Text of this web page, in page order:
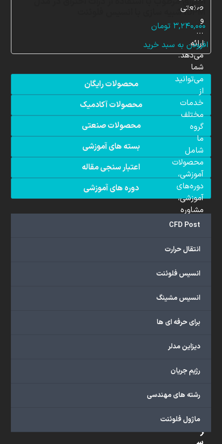
DPM، شبیه سازی با انسیس فلوئنت
۳,۲۴۰,۰۰۰ تومان
افزودن به سبد خرید
محصولات رایگان
محصولات آکادمیک
محصولات صنعتی
بسته های آموزشی
اعتبار سنجی مقاله
دوره های آموزشی
CFD Post
انتقال حرارت
انسیس فلوئنت
انسیس مشینگ
برای حرفه ای ها
دیزاین مدلر
رژیم جریان
رشته های مهندسی
ماژول فلوئنت
صنعتی
و
...
ارائه
می‌دهد.
شما
می‌توانید
از
خدمات
مختلف
گروه
ما
شامل
محصولات
آموزشی،
دوره‌های
آموزشی،
مشاوره
تخصصی،
شبیه
و
پشتیبانی
آنلاین
طور
کامل
بهره
ببرید.
د
ت
ر